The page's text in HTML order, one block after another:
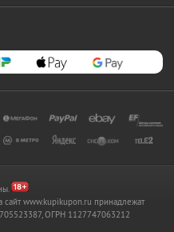
сайт www.kupikupon.ru принадлежат
ОГРН 1127747063212